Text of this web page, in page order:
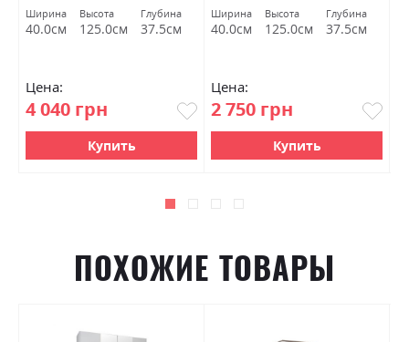
Ширина
40.0см
Высота
125.0см
Глубина
37.5см
Цена:
4 040 грн
Купить
Ширина
40.0см
Высота
125.0см
Глубина
37.5см
Цена:
2 750 грн
Купить
ПОХОЖИЕ ТОВАРЫ